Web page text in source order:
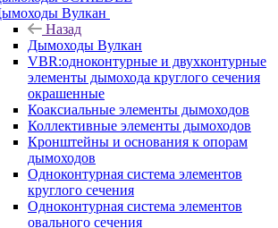
Вулкан
Назад
Дымоходы Вулкан
VBR:одноконтурные и двухконтурные
элементы дымохода круглого сечения
окрашенные
Коаксиальные элементы дымоходов
Коллективные элементы дымоходов
Кронштейны и основания к опорам
дымоходов
Одноконтурная система элементов
круглого сечения
Одноконтурная система элементов
овального сечения